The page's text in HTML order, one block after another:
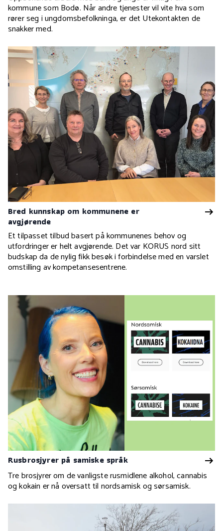
kommune som Bodø. Når andre tjenester vil vite hva som
rører seg i ungdomsbefolkninga, er det Utekontakten de
snakker med.
Bred kunnskap om kommunene er
avgjørende
Et tilpasset tilbud basert på kommunenes behov og
utfordringer er helt avgjørende. Det var KORUS nord sitt
budskap da de nylig fikk besøk i forbindelse med en varslet
omstilling av kompetansesentrene.
Rusbrosjyrer på samiske språk
Tre brosjyrer om de vanligste rusmidlene alkohol, cannabis
og kokain er nå oversatt til nordsamisk og sørsamisk.